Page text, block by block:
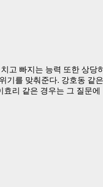
고 빠지는 능력 또한 상
기를 맞춰준다. 강호동 같
효리 같은 경우는 그 질문